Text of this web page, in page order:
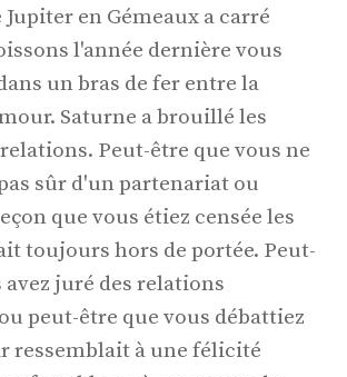
en Gémeaux a carré
l'année dernière vous
un bras de fer entre la
Saturne a brouillé les
Peut-être que vous ne
sûr d'un partenariat ou
que vous étiez censée les
toujours hors de portée. Peut-
avez juré des relations
peut-être que vous débattiez
ressemblait à une félicité